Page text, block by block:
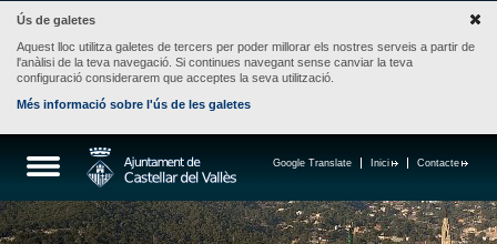
Ús de galetes
Aquest lloc utilitza galetes de tercers per poder millorar els nostres serveis a partir de
l'anàlisi de la teva navegació. Si continues navegant sense canviar la teva
configuració considerarem que acceptes la seva utilització.
Més informació sobre l'ús de les galetes
Contacte
Inici
Google Translate